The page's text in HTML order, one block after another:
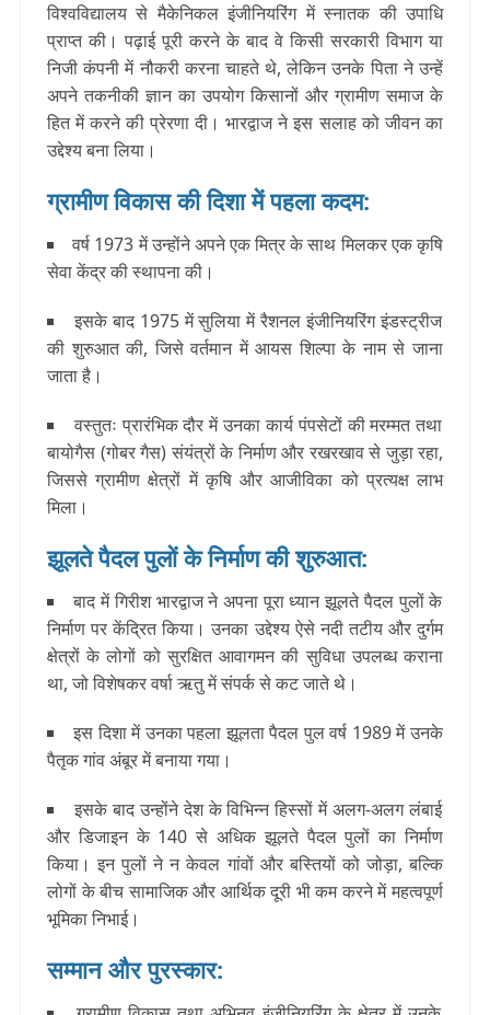
विश्वविद्यालय से मैकेनिकल इंजीनियरिंग में स्नातक की उपाधि
प्राप्त की। पढ़ाई पूरी करने के बाद वे किसी सरकारी विभाग या
निजी कंपनी में नौकरी करना चाहते थे, लेकिन उनके पिता ने उन्हें
अपने तकनीकी ज्ञान का उपयोग किसानों और ग्रामीण समाज के
हित में करने की प्रेरणा दी। भारद्वाज ने इस सलाह को जीवन का
उद्देश्य बना लिया।
ग्रामीण विकास की दिशा में पहला कदम:
वर्ष 1973 में उन्होंने अपने एक मित्र के साथ मिलकर एक कृषि
सेवा केंद्र की स्थापना की।
इसके बाद 1975 में सुलिया में रैशनल इंजीनियरिंग इंडस्ट्रीज
की शुरुआत की, जिसे वर्तमान में आयस शिल्पा के नाम से जाना
जाता है।
वस्तुतः प्रारंभिक दौर में उनका कार्य पंपसेटों की मरम्मत तथा
बायोगैस (गोबर गैस) संयंत्रों के निर्माण और रखरखाव से जुड़ा रहा,
जिससे ग्रामीण क्षेत्रों में कृषि और आजीविका को प्रत्यक्ष लाभ
मिला।
झूलते पैदल पुलों के निर्माण की शुरुआत:
बाद में गिरीश भारद्वाज ने अपना पूरा ध्यान झूलते पैदल पुलों के
निर्माण पर केंद्रित किया। उनका उद्देश्य ऐसे नदी तटीय और दुर्गम
क्षेत्रों के लोगों को सुरक्षित आवागमन की सुविधा उपलब्ध कराना
था, जो विशेषकर वर्षा ऋतु में संपर्क से कट जाते थे।
इस दिशा में उनका पहला झूलता पैदल पुल वर्ष 1989 में उनके
पैतृक गांव अंबूर में बनाया गया।
इसके बाद उन्होंने देश के विभिन्न हिस्सों में अलग-अलग लंबाई
और डिजाइन के 140 से अधिक झूलते पैदल पुलों का निर्माण
किया। इन पुलों ने न केवल गांवों और बस्तियों को जोड़ा, बल्कि
लोगों के बीच सामाजिक और आर्थिक दूरी भी कम करने में महत्वपूर्ण
भूमिका निभाई।
सम्मान और पुरस्कार: